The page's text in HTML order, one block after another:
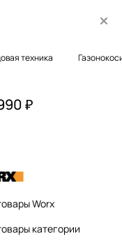
техника
₽
Worx
категории